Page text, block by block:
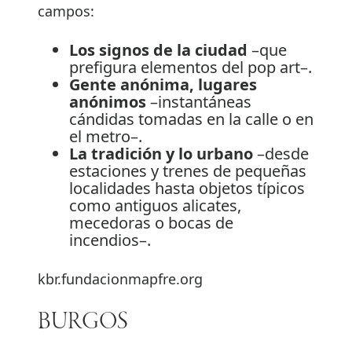
campos:
Los signos de la ciudad –que
prefigura elementos del pop art–.
Gente anónima, lugares
anónimos–instantáneas
cándidas tomadas en la calle o en
el metro–.
La tradición y lo urbano–desde
estaciones y trenes de pequeñas
localidades hasta objetos típicos
como antiguos alicates,
mecedoras o bocas de
incendios–.
kbr.fundacionmapfre.org
BURGOS